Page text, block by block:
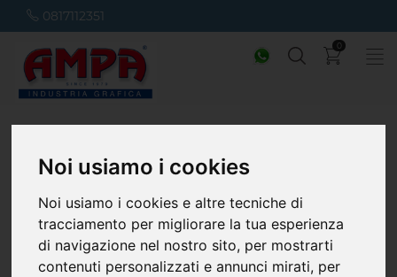
Noi usiamo i cookies
Noi usiamo i cookies e altre tecniche di
tracciamento per migliorare la tua esperienza
di navigazione nel nostro sito, per mostrarti
contenuti personalizzati e annunci mirati, per
0817112351
0